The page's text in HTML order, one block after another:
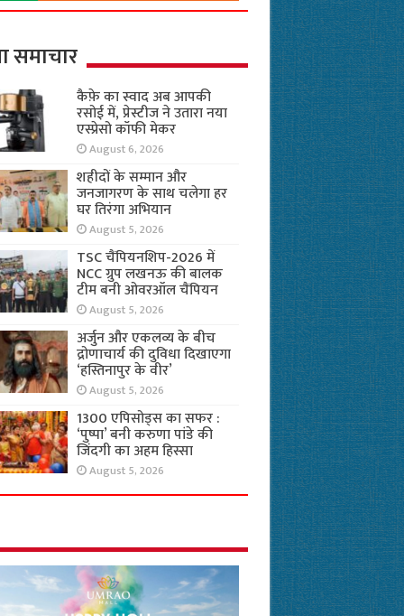
समाचार
कैफ़े का स्वाद अब आपकी
रसोई में, प्रेस्टीज ने उतारा नया
एस्प्रेसो कॉफी मेकर
August 6, 2026
शहीदों के सम्मान और
जनजागरण के साथ चलेगा हर
घर तिरंगा अभियान
August 5, 2026
TSC चैंपियनशिप-2026 में
NCC ग्रुप लखनऊ की बालक
टीम बनी ओवरऑल चैंपियन
August 5, 2026
अर्जुन और एकलव्य के बीच
द्रोणाचार्य की दुविधा दिखाएगा
‘हस्तिनापुर के वीर’
August 5, 2026
1300 एपिसोड्स का सफर :
‘पुष्पा’ बनी करुणा पांडे की
जिंदगी का अहम हिस्सा
August 5, 2026